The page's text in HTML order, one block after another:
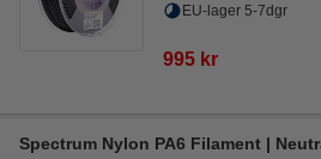
EU-lager 5-7dgr
995 kr
Spectrum Nylon PA6 Filament |